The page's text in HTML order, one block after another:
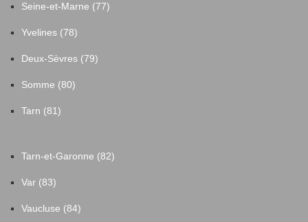
Seine-et-Marne (77)
Yvelines (78)
Deux-Sèvres (79)
Somme (80)
Tarn (81)
Tarn-et-Garonne (82)
Var (83)
Vaucluse (84)